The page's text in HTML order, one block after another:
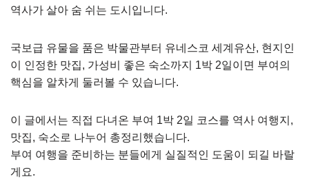
역사가 살아 숨 쉬는 도시입니다.
국보급 유물을 품은 박물관부터 유네스코 세계유산, 현지인
이 인정한 맛집, 가성비 좋은 숙소까지 1박 2일이면 부여의
핵심을 알차게 둘러볼 수 있습니다.
이 글에서는 직접 다녀온 부여 1박 2일 코스를 역사 여행지,
맛집, 숙소로 나누어 총정리했습니다.
부여 여행을 준비하는 분들에게 실질적인 도움이 되길 바랄
게요.